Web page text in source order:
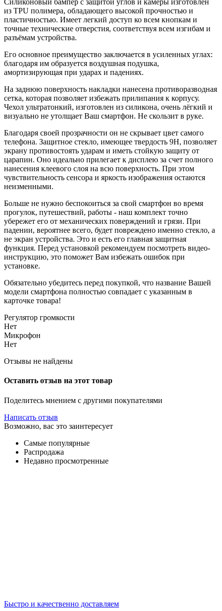
Силиконовый бампер с защитой углов и камеры изготовлен
из TPU полимера, обладающего высокой прочностью и
пластичностью. Имеет легкий доступ ко всем кнопкам и
точные технические отверстия, соответствуя всем изгибам и
разъёмам устройства.
Его основное преимущество заключается в усиленных углах:
благодаря им образуется воздушная подушка,
амортизирующая при ударах и падениях.
На заднюю поверхность накладки нанесена противоразводная
сетка, которая позволяет избежать прилипания к корпусу.
Чехол ультратонкий, изготовлен из силикона, очень лёгкий и
визуально не утолщает Ваш смартфон. Не скользит в руке.
Благодаря своей прозрачности он не скрывает цвет самого
телефона. Защитное стекло, имеющее твердость 9Н, позволяет
экрану противостоять ударам и иметь стойкую защиту от
царапин. Оно идеально прилегает к дисплею за счет полного
нанесения клеевого слоя на всю поверхность. При этом
чувствительность сенсора и яркость изображения остаются
неизменными.
Больше не нужно беспокоиться за свой смартфон во время
прогулок, путешествий, работы - наш комплект точно
убережет его от механических поверждений и грязи. При
падении, вероятнее всего, будет повреждено именно стекло, а
не экран устройства. Это и есть его главная защитная
функция. Перед установкой рекомендуем посмотреть видео-
инструкцию, это поможет Вам избежать ошибок при
установке.
Обязательно убедитесь перед покупкой, что название Вашей
модели смартфона полностью совпадает с указанным в
карточке товара!
Регулятор громкости
Нет
Микрофон
Нет
Отзывы не найдены
Оставить отзыв на этот товар
Поделитесь мнением с другими покупателями
Написать отзыв
Возможно, вас это заинтересует
Самые популярные
Распродажа
Недавно просмотренные
Быстро и качественно доставляем